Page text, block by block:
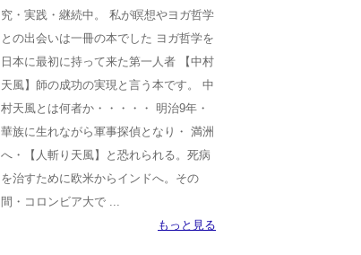
究・実践・継続中。 私が瞑想やヨガ哲学
との出会いは一冊の本でした ヨガ哲学を
日本に最初に持って来た第一人者 【中村
天風】師の成功の実現と言う本です。 中
村天風とは何者か・・・・・ 明治9年・
華族に生れながら軍事探偵となり・ 満洲
へ・【人斬り天風】と恐れられる。死病
を治すために欧米からインドへ。その
間・コロンビア大で ...
もっと見る